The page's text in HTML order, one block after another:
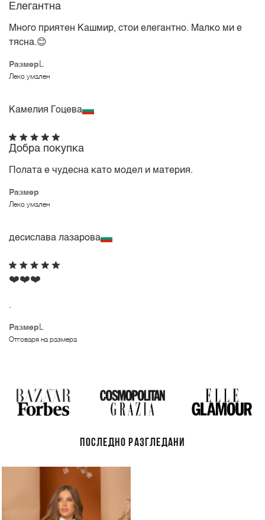
Размер L
Леко умален
Елегантна
Много приятен Кашмир, стои елегантно. Малко ми е
тясна.😊
Камелия Гоцева
Размер
Леко умален
Добра покупка
Полата е чудесна като модел и материя.
десислава лазарова
Размер L
Отговаря на размера
❤️❤️❤️
.
ПОСЛЕДНО РАЗГЛЕДАНИ